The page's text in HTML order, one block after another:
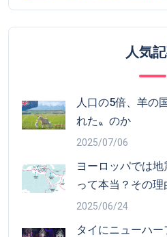
人気
人口の5倍、羊の
れた〟のか
2025/07/06
ヨーロッパでは
って本当？その
2025/06/24
タイにニューハ